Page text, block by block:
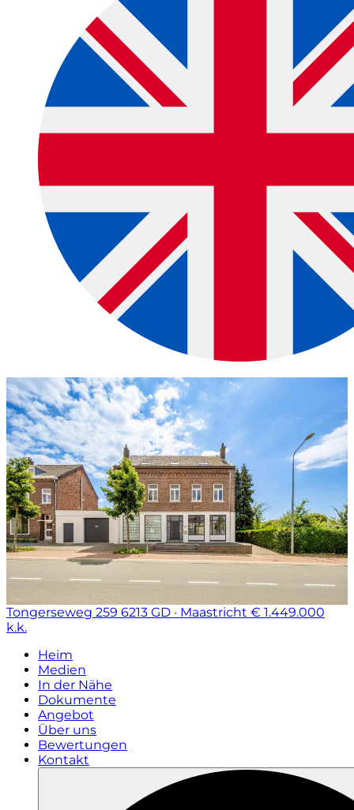
Tongerseweg 259 6213 GD · Maastricht € 1.449.000
k.k.
Heim
Medien
In der Nähe
Dokumente
Angebot
Über uns
Bewertungen
Kontakt